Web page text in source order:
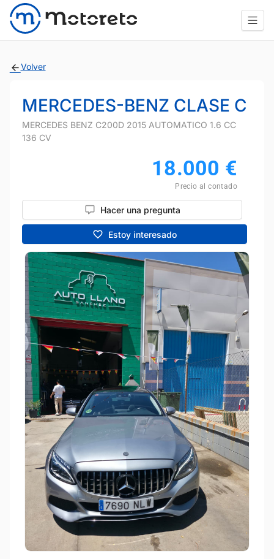
Volver
MERCEDES-BENZ CLASE C
MERCEDES BENZ C200D 2015 AUTOMATICO 1.6 CC
136 CV
18.000 €
Precio al contado
Hacer una pregunta
Estoy interesado